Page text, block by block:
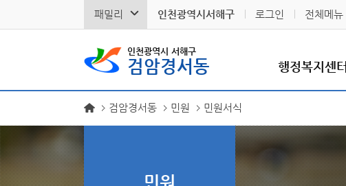
패밀리 인천광역시서해구 로그인 전체메뉴
인천광역시 서해구
검암경서동 행정복지센터
검암경서동 민원 민원서식